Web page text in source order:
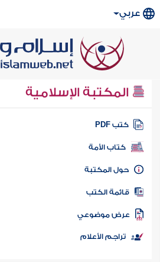
عربي
المكتبة الإسلامية
كتب PDF
كتاب الأمة
المكتبة
الكتب
موضوعي